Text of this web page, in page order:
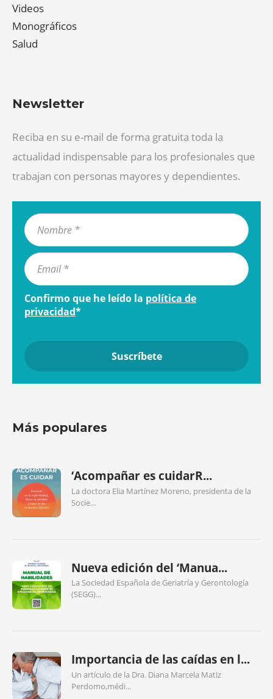
Videos
Monográficos
Salud
Newsletter
Reciba en su e-mail de forma gratuita toda la
actualidad indispensable para los profesionales que
trabajan con personas mayores y dependientes.
Confirmo que he leído la política de
privacidad*
Más populares
‘Acompañar es cuidarR...
La doctora Elia Martínez Moreno, presidenta de la
Socie...
Nueva edición del ‘Manua...
La Sociedad Española de Geriatría y Gerontología
(SEGG)...
Importancia de las caídas en l...
Un artículo de la Dra. Diana Marcela Matiz
Perdomo,médi...